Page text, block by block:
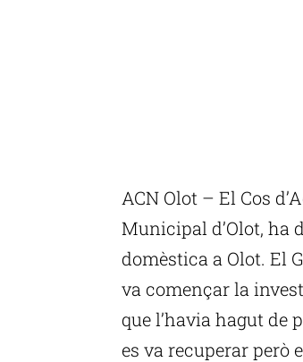
ACN Olot – El Cos
Municipal d’Olot, ha
domèstica a Olot. El
va començar la
que l’havia hagut de
es va recuperar però